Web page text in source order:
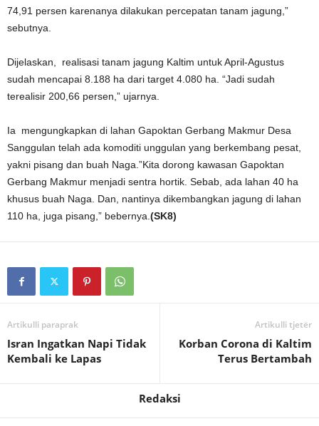
74,91 persen karenanya dilakukan percepatan tanam jagung,”
sebutnya.
Dijelaskan, realisasi tanam jagung Kaltim untuk April-Agustus
sudah mencapai 8.188 ha dari target 4.080 ha. “Jadi sudah
terealisir 200,66 persen,” ujarnya.
Ia mengungkapkan di lahan Gapoktan Gerbang Makmur Desa
Sanggulan telah ada komoditi unggulan yang berkembang pesat,
yakni pisang dan buah Naga.”Kita dorong kawasan Gapoktan
Gerbang Makmur menjadi sentra hortik. Sebab, ada lahan 40 ha
khusus buah Naga. Dan, nantinya dikembangkan jagung di lahan
110 ha, juga pisang,” bebernya. (SK8)
Artikulli paraprak
Isran Ingatkan Napi Tidak
Kembali ke Lapas
Artikulli tjetër
Korban Corona di Kaltim
Terus Bertambah
Redaksi